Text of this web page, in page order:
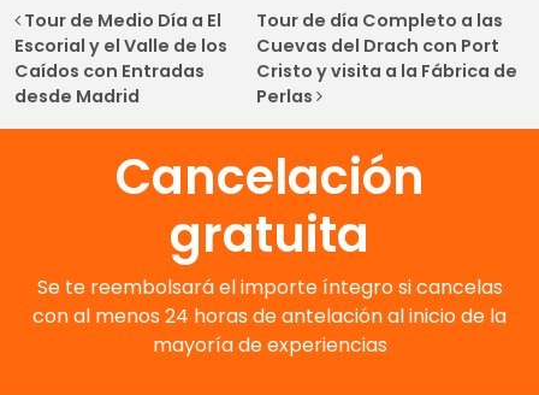
Navegación de entradas
Tour de Medio Día a El
Escorial y el Valle de los
Caídos con Entradas
desde Madrid
Tour de día Completo a las
Cuevas del Drach con Port
Cristo y visita a la Fábrica de
Perlas
Cancelación
gratuita
Se te reembolsará el importe íntegro si cancelas
con al menos 24 horas de antelación al inicio de la
mayoría de experiencias